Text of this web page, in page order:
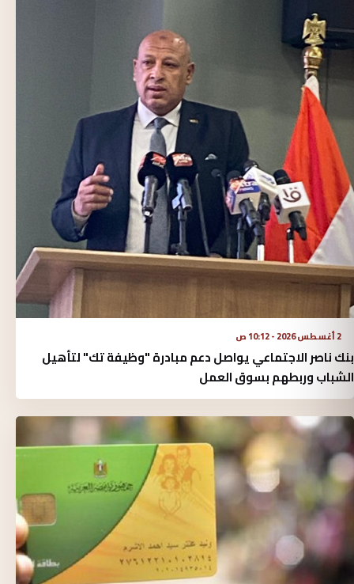
2 أغسطس 2026 - 10:12 ص
بنك ناصر الاجتماعي يواصل دعم مبادرة "وظيفة تك" لتأهيل
الشباب وربطهم بسوق العمل